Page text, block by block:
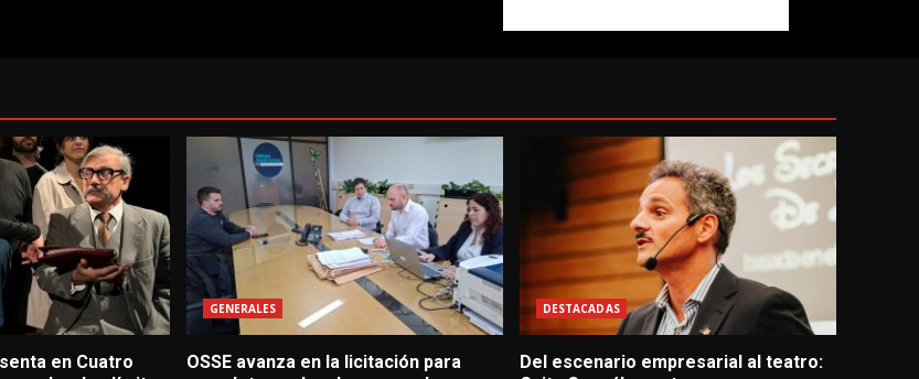
en Cuatro
GENERALES
OSSE avanza en la licitación para
DESTACADAS
Del escenario empresarial al teatro: